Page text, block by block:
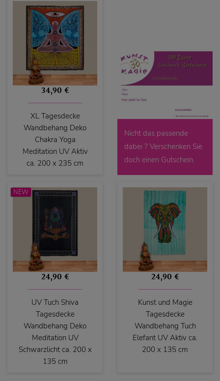
34,90 €
XL Tagesdecke
Wandbehang Deko
Chakra Yoga
Meditation UV Aktiv
ca. 200 x 235 cm
Nicht das passende
dabei ? Verschenken Sie
doch einen Gutschein.
NEW
24,90 €
UV Tuch Shiva
Tagesdecke
Wandbehang Deko
Meditation UV
Schwarzlicht ca. 200 x
135 cm
24,90 €
Kunst und Magie
Tagesdecke
Wandbehang Tuch
Elefant UV Aktiv ca.
200 x 135 cm